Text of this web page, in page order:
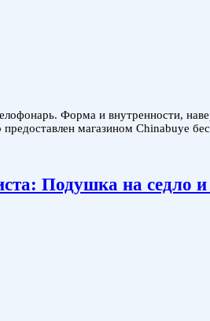
Форма и внутренности,
магазином Chinabuye
Подушка на седло